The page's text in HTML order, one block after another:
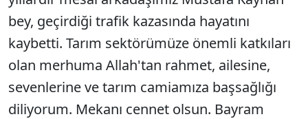
bey, geçirdiği trafik kazasında hayatını
kaybetti. Tarım sektörümüze önemli katkıları
olan merhuma Allah'tan rahmet, ailesine,
sevenlerine ve tarım camiamıza başsağlığı
diliyorum. Mekanı cennet olsun. Bayram